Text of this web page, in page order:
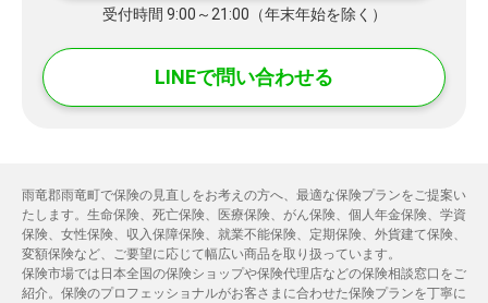
受付時間 9:00～21:00（年末年始を除く）
LINEで問い合わせる
雨竜郡雨竜町で保険の見直しをお考えの方へ、最適な保険プランをご提案い
たします。生命保険、死亡保険、医療保険、がん保険、個人年金保険、学資
保険、女性保険、収入保障保険、就業不能保険、定期保険、外貨建て保険、
変額保険など、ご要望に応じて幅広い商品を取り扱っています。
保険市場では日本全国の保険ショップや保険代理店などの保険相談窓口をご
紹介。保険のプロフェッショナルがお客さまに合わせた保険プランを丁寧に